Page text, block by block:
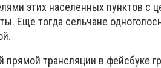
этих населенных пунктов с
Еще тогда сельчане
трансляции в фейсбуке